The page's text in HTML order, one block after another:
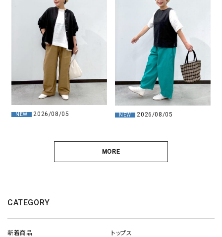
NEW 2026/08/05 NEW 2026/08/05
MORE
CATEGORY
新着商品 トップス